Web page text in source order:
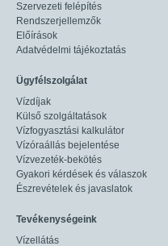
Szervezeti felépítés
Rendszerjellemzők
Előírások
Adatvédelmi tájékoztatás
Ügyfélszolgálat
Vízdíjak
Külső szolgáltatások
Vízfogyasztási kalkulátor
Vízóraállás bejelentése
Vízvezeték-bekötés
Gyakori kérdések és válaszok
Észrevételek és javaslatok
Tevékenységeink
Vízellátás